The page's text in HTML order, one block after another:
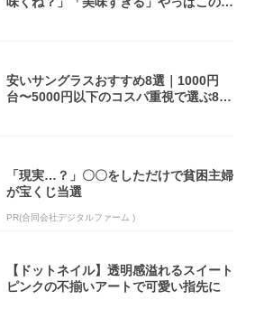
安いサングラスおすすめ8選｜1000円
台〜5000円以下のコスパ重視で選ぶ8本
「現実…？」〇〇をしただけで貧困主婦
が宝くじ当選
PR(合同会社デジタルファーム )
【ドットネイル】透明感溢れるスイート
ピンクの不揃いアートで可愛い指先に